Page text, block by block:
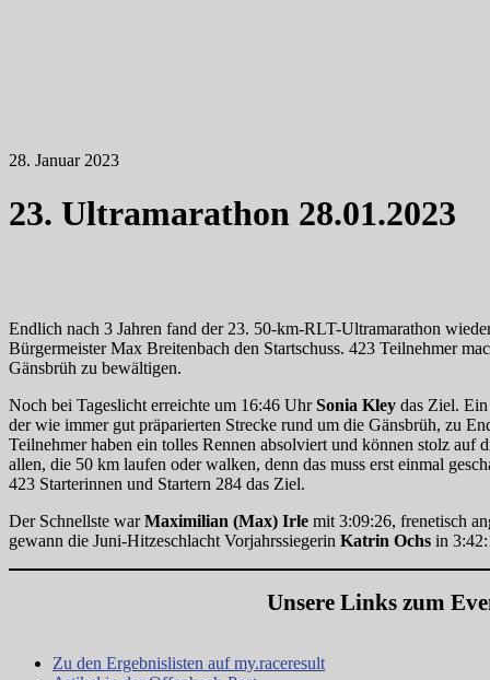
28. Januar 2023
23. Ultramarathon 28.01.2023
Endlich nach 3 Jahren fand der 23. 50-km-RLT-Ultramarathon
Bürgermeister Max Breitenbach den Startschuss. 423 Teilnehmer
Gänsbrüh zu bewältigen.
Noch bei Tageslicht erreichte um 16:46 UhrSonia Kley das Ziel.
der wie immer gut präparierten Strecke rund um die Gänsbrüh, zu
Teilnehmer haben ein tolles Rennen absolviert und können stolz auf
allen, die 50 km laufen oder walken, denn das muss erst einmal
423 Starterinnen und Startern 284 das Ziel.
Der Schnellste warMaximilian (Max) Irle mit 3:09:26, frenetisch
gewann die Juni-Hitzeschlacht Vorjahrssiegerin Katrin Ochs in
Unsere Links zum
Zu den Ergebnislisten auf my.raceresult